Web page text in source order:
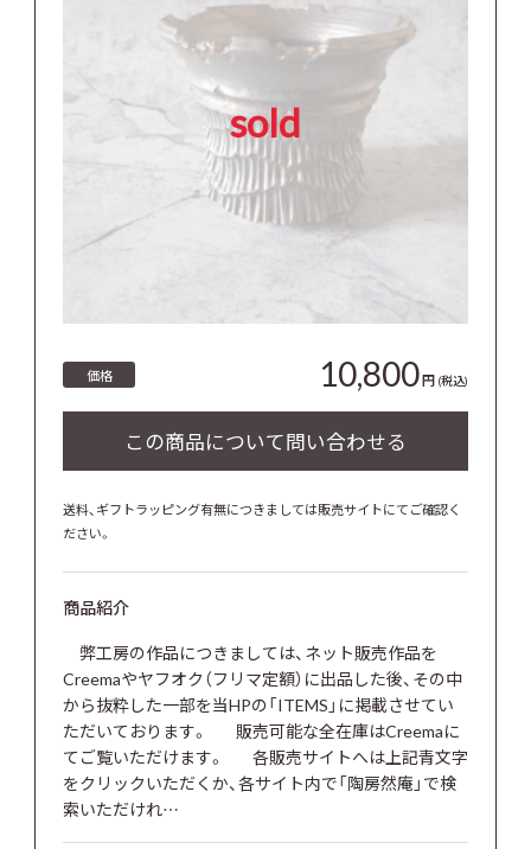
sold
価格 10,800円 (税込)
送料、ギフトラッピング有無につきましては販売サイトにてご確認く
ださい。
商品紹介
弊工房の作品につきましては、ネット販売作品を
Creemaやヤフオク（フリマ定額）に出品した後、その中
から抜粋した一部を当HPの「ITEMS」に掲載させてい
ただいております。 販売可能な全在庫はCreemaに
てご覧いただけます。 各販売サイトへは上記青文字
をクリックいただくか、各サイト内で「陶房然庵」で検
索いただけれ…